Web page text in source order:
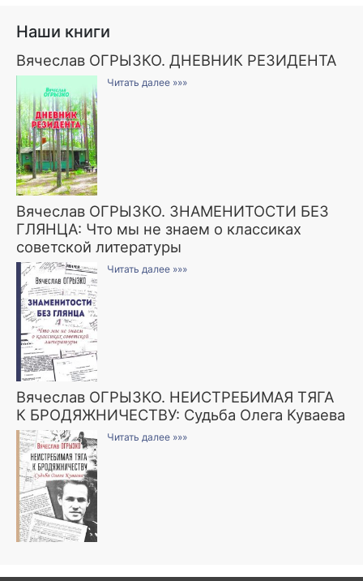
Наши книги
Вячеслав ОГРЫЗКО. ДНЕВНИК РЕЗИДЕНТА
Читать далее »»»
Вячеслав ОГРЫЗКО. ЗНАМЕНИТОСТИ БЕЗ
ГЛЯНЦА: Что мы не знаем о классиках
советской литературы
Читать далее »»»
Вячеслав ОГРЫЗКО. НЕИСТРЕБИМАЯ ТЯГА
К БРОДЯЖНИЧЕСТВУ: Судьба Олега Куваева
Читать далее »»»